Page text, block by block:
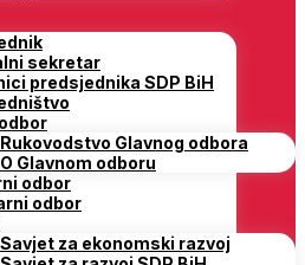
sekretar
predsjednika SDP BiH
Rukovodstvo Glavnog odbora
O Glavnom odboru
odbor
odbor
Savjet za ekonomski razvoj